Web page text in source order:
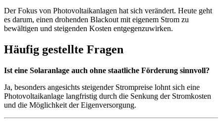
Der Fokus von Photovoltaikanlagen hat sich verändert. Heute geht
es darum, einen drohenden Blackout mit eigenem Strom zu
bewältigen und steigenden Kosten entgegenzuwirken.
Häufig gestellte Fragen
Ist eine Solaranlage auch ohne staatliche Förderung sinnvoll?
Ja, besonders angesichts steigender Strompreise lohnt sich eine
Photovoltaikanlage langfristig durch die Senkung der Stromkosten
und die Möglichkeit der Eigenversorgung.